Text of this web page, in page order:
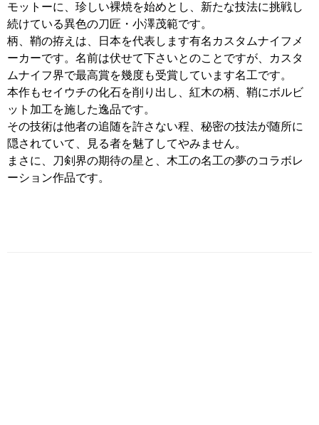
モットーに、珍しい裸焼を始めとし、新たな技法に挑戦し
続けている異色の刀匠・小澤茂範です。
柄、鞘の拵えは、日本を代表します有名カスタムナイフメ
ーカーです。名前は伏せて下さいとのことですが、カスタ
ムナイフ界で最高賞を幾度も受賞しています名工です。
本作もセイウチの化石を削り出し、紅木の柄、鞘にボルビ
ット加工を施した逸品です。
その技術は他者の追随を許さない程、秘密の技法が随所に
隠されていて、見る者を魅了してやみません。
まさに、刀剣界の期待の星と、木工の名工の夢のコラボレ
ーション作品です。